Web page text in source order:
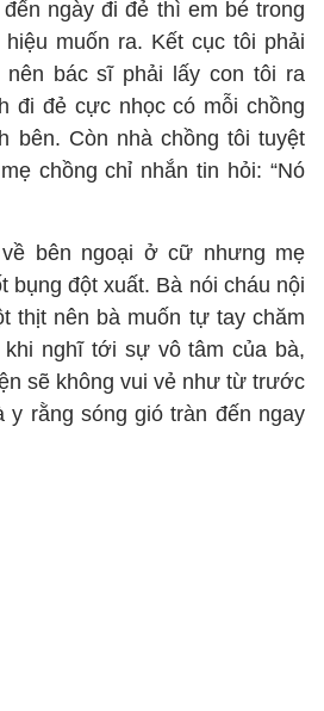
ngày đi đẻ thì em bé trong
muốn ra. Kết cục tôi phải
nên bác sĩ phải lấy con tôi ra
đi đẻ cực nhọc có mỗi chồng
bên. Còn nhà chồng tôi tuyệt
chồng chỉ nhắn tin hỏi: “Nó
bên ngoại ở cữ nhưng mẹ
bụng đột xuất. Bà nói cháu nội
thịt nên bà muốn tự tay chăm
khi nghĩ tới sự vô tâm của bà,
sẽ không vui vẻ như từ trước
y rằng sóng gió tràn đến ngay